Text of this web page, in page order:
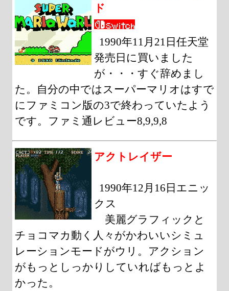
ド
1990年11月21日任天堂
発売日に買いました
が・・・すぐ辞めまし
た。自分の中ではスーパーマリオはすで
にファミコン版の3で終わっていたよう
です。ファミ通レビュー8,9,9,8
アクトレイザー
1990年12月16日エニッ
クス
美麗グラフィックと
チョコマカ動く人々がかわいいシミュ
レーションモードがウリ。アクション
がもっとしっかりしていればもっとよ
かった。